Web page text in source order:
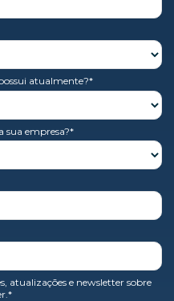
integrada.
atualmente?*
sua empresa?*
atualizações e newsletter sobre